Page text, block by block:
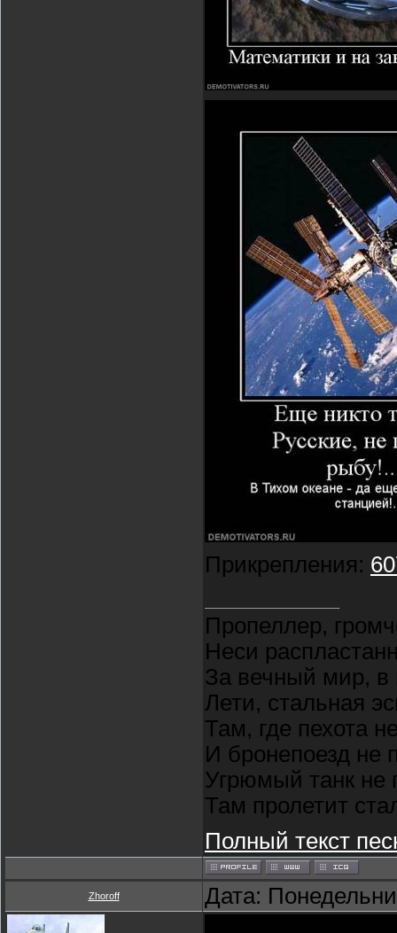
Прикрепления:
Пропеллер,
Неси
За вечный мир, в
Лети, стальная
Там, где пехота
И бронепоезд не
Угрюмый танк не
Там пролетит
Полный текст
Zhoroff Дата: